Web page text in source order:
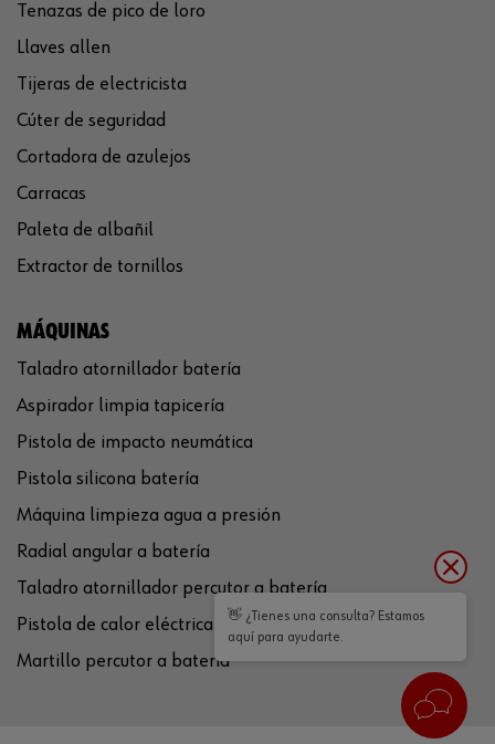
Tenazas de pico de loro
Llaves allen
Tijeras de electricista
Cúter de seguridad
Cortadora de azulejos
Carracas
Paleta de albañil
Extractor de tornillos
MÁQUINAS
Taladro atornillador batería
Aspirador limpia tapicería
Pistola de impacto neumática
Pistola silicona batería
Máquina limpieza agua a presión
Radial angular a batería
Taladro atornillador percutor a batería
Pistola de calor eléctrica
Martillo percutor a batería
👋 ¿Tienes una consulta? Estamos
aquí para ayudarte.